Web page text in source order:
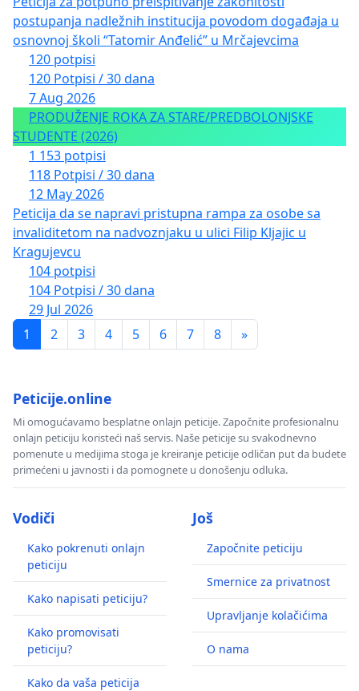
postupanja nadležnih institucija povodom događaja u
osnovnoj školi “Tatomir Anđelić” u Mrčajevcima
120 potpisi
120 Potpisi / 30 dana
7 Aug 2026
PRODUŽENJE ROKA ZA STARE/PREDBOLONJSKE
STUDENTE (2026)
1 153 potpisi
118 Potpisi / 30 dana
12 May 2026
Peticija da se napravi pristupna rampa za osobe sa
invaliditetom na nadvoznjaku u ulici Filip Kljajic u
Kragujevcu
104 potpisi
104 Potpisi / 30 dana
29 Jul 2026
1
2 3 4 5 6 7 8 »
Peticije.online
Mi omogućavamo besplatne onlajn peticije. Započnite profesionalnu
onlajn peticiju koristeći naš servis. Naše peticije su svakodnevno
pomenute u medijima stoga je kreiranje peticije odličan put da budete
primećeni u javnosti i da pomognete u donošenju odluka.
Vodiči
Kako pokrenuti onlajn
peticiju
Kako napisati peticiju?
Kako promovisati
peticiju?
Kako da vaša peticija
Još
Započnite peticiju
Smernice za privatnost
Upravljanje kolačićima
O nama